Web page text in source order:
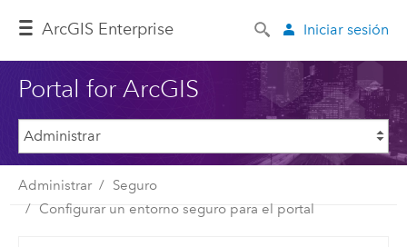
ArcGIS Enterprise Iniciar sesión
Portal for ArcGIS
Administrar
Seguro
Configurar un entorno seguro para el portal